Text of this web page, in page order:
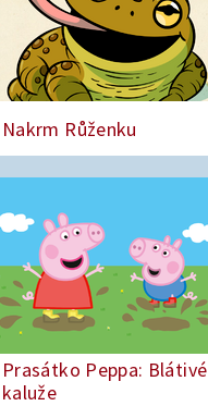
Nakrm Růženku
Prasátko Peppa: Blátivé
kaluže